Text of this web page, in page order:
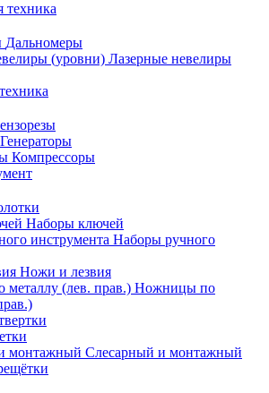
техника
Дальномеры
Лазерные невелиры
Генераторы
Компрессоры
Наборы ключей
Наборы ручного
Ножи и лезвия
Ножницы по
Слесарный и монтажный